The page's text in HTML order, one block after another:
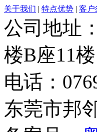
关于我们 | 特点优势 | 客户
公司地址
楼B座11楼
电话：
东莞市邦